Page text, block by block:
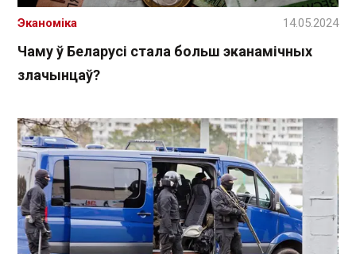
Чаму ў Беларусі стала больш эканамічных
злачынцаў?
Эканоміка 14.05.2024